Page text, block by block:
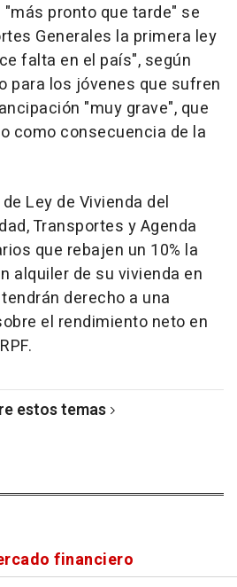
"más pronto que tarde" se
Generales la primera ley
falta en el país", según
para los jóvenes que sufren
"muy grave", que
como consecuencia de la
Ley de Vivienda del
Transportes y Agenda
que rebajen un 10% la
alquiler de su vivienda en
derecho a una
el rendimiento neto en
estos temas
financiero